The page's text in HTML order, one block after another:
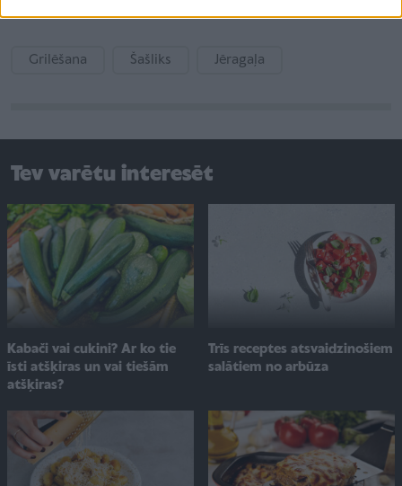
Grilēšana Šašliks Jēragaļa
Tev varētu interesēt
Kabači vai cukini? Ar ko tie
īsti atšķiras un vai tiešām
atšķiras?
Trīs receptes atsvaidzinošiem
salātiem no arbūza